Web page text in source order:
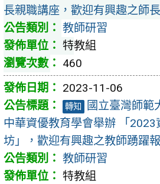
長親職講座，歡迎有興趣之師
教師研習
特教組
460
2023-11-06
轉知
國立臺灣師範
中華資優教育學會舉辦 「
坊」，歡迎有興趣之教師踴躍
教師研習
特教組